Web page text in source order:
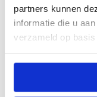
partners kunnen
informatie die u
verzameld op
Ben je
vacature?